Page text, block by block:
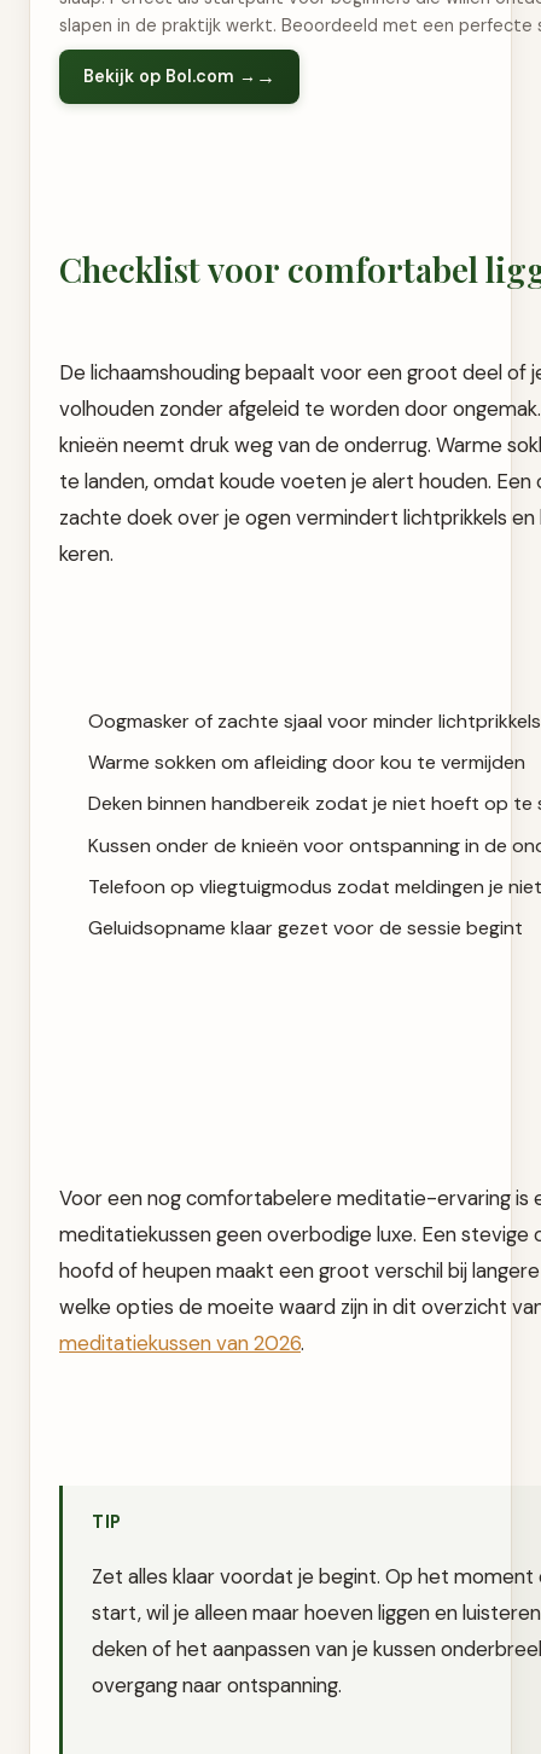
slapen in de praktijk werkt. Beoordeeld met een perfecte
Bekijk op Bol.com →
Checklist voor comfortabel
De lichaamshouding bepaalt voor een groot deel of
volhouden zonder afgeleid te worden door
knieën neemt druk weg van de onderrug. Warme
te landen, omdat koude voeten je alert houden. Een
zachte doek over je ogen vermindert lichtprikkels
keren.
Oogmasker of zachte sjaal voor minder lichtprikkels
Warme sokken om afleiding door kou te vermijden
Deken binnen handbereik zodat je niet hoeft op te
Kussen onder de knieën voor ontspanning in de
Telefoon op vliegtuigmodus zodat meldingen je
Geluidsopname klaar gezet voor de sessie begint
Voor een nog comfortabelere meditatie-ervaring is
meditatiekussen geen overbodige luxe. Een stevige
hoofd of heupen maakt een groot verschil bij
welke opties de moeite waard zijn in dit overzicht
meditatiekussen van 2026.
TIP
Zet alles klaar voordat je begint. Op het moment
start, wil je alleen maar hoeven liggen en
deken of het aanpassen van je kussen
overgang naar ontspanning.